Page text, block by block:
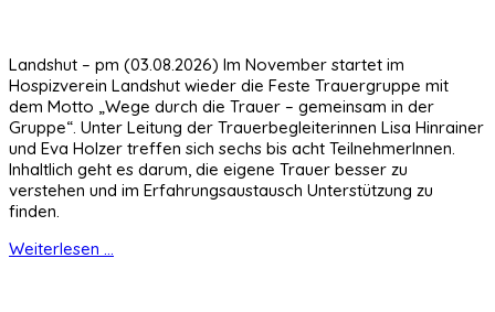
Landshut – pm (03.08.2026) Im November startet im
Hospizverein Landshut wieder die Feste Trauergruppe mit
dem Motto „Wege durch die Trauer – gemeinsam in der
Gruppe“. Unter Leitung der Trauerbegleiterinnen Lisa Hinrainer
und Eva Holzer treffen sich sechs bis acht TeilnehmerInnen.
Inhaltlich geht es darum, die eigene Trauer besser zu
verstehen und im Erfahrungsaustausch Unterstützung zu
finden.
Weiterlesen ...